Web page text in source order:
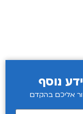
נוסף
אליכם בהקדם